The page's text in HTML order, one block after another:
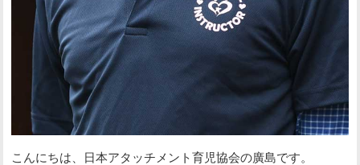
こんにちは、日本アタッチメント育児協会の廣島です。